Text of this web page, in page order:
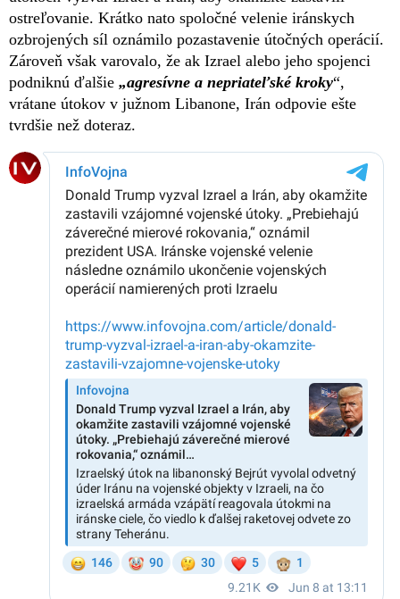
ostreľovanie. Krátko nato spoločné velenie iránskych
ozbrojených síl oznámilo pozastavenie útočných operácií.
Zároveň však varovalo, že ak Izrael alebo jeho spojenci
podniknú ďalšie „agresívne a nepriateľské kroky“,
vrátane útokov v južnom Libanone, Irán odpovie ešte
tvrdšie než doteraz.